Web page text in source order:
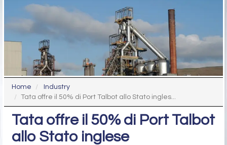
Home
Industry
Tata offre il 50% di Port Talbot allo Stato ingles...
Tata offre il 50% di Port Talbot
allo Stato inglese